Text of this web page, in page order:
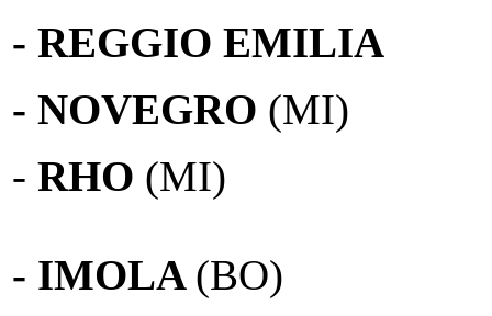
- REGGIO EMILIA
- NOVEGRO (MI)
- RHO (MI)
- IMOLA (BO)